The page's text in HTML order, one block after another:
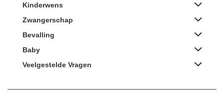
Kinderwens
Zwangerschap
Bevalling
Baby
Veelgestelde Vragen